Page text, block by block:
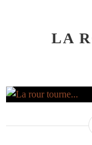
LA